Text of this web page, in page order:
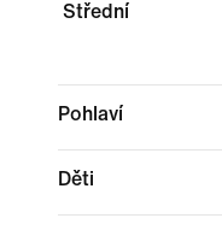
Střední
Pohlaví
Děti